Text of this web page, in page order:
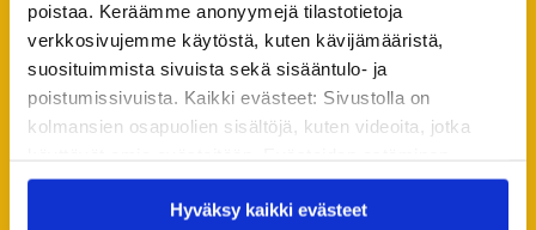
poistaa. Keräämme anonyymejä tilastotietoja
verkkosivujemme käytöstä, kuten kävijämääristä,
suosituimmista sivuista sekä sisääntulo- ja
poistumissivuista. Kaikki evästeet: Sivustolla on
kolmansien osapuolien sisältöjä, kuten videoita, jotka
saattaa estää näiden sisältöjen näkymisen.
Hyväksymällä kaikki evästeet varmistat, että kaikki
Hyväksy kaikki evästeet
Kaikki ajankohtaiset